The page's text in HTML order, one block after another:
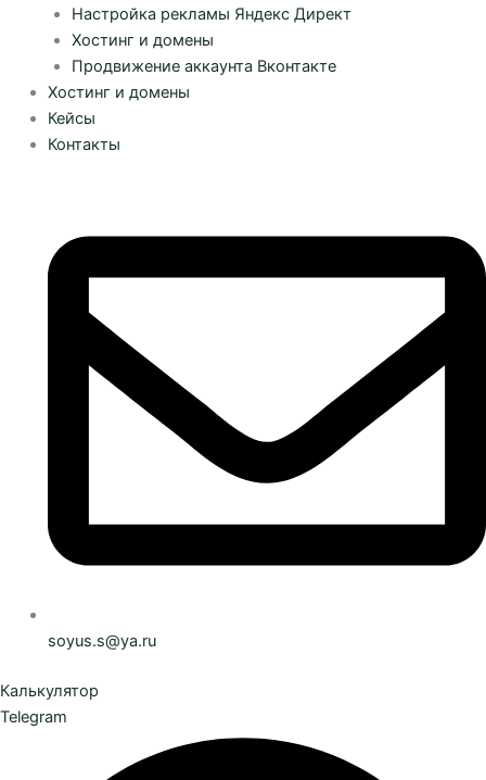
Настройка рекламы Яндекс Директ
Хостинг и домены
Продвижение аккаунта Вконтакте
Хостинг и домены
Кейсы
Контакты
soyus.s@ya.ru
Калькулятор
Telegram